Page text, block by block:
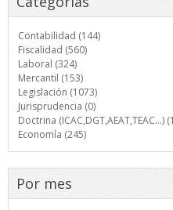
Contabilidad (144)
Fiscalidad (560)
Laboral (324)
Mercantil (153)
Legislación (1073)
Jurisprudencia (0)
Doctrina (ICAC,DGT,AEAT,TEAC...)
Economía (245)
Por mes